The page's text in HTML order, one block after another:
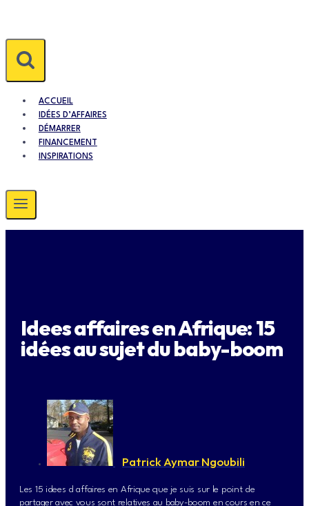
contenu
ACCUEIL
IDÉES D’AFFAIRES
DÉMARRER
FINANCEMENT
INSPIRATIONS
Idees affaires en Afrique: 15
idées au sujet du baby-boom
Patrick Aymar Ngoubili
Les 15 idees d affaires en Afrique que je suis sur le point de
partager avec vous sont relatives au baby-boom en cours en ce